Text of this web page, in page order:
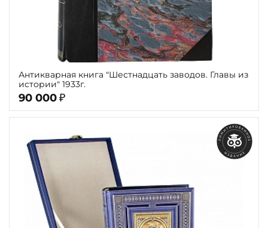
Антикварная книга "Шестнадцать заводов. Главы из
истории" 1933г.
90 000 ₽